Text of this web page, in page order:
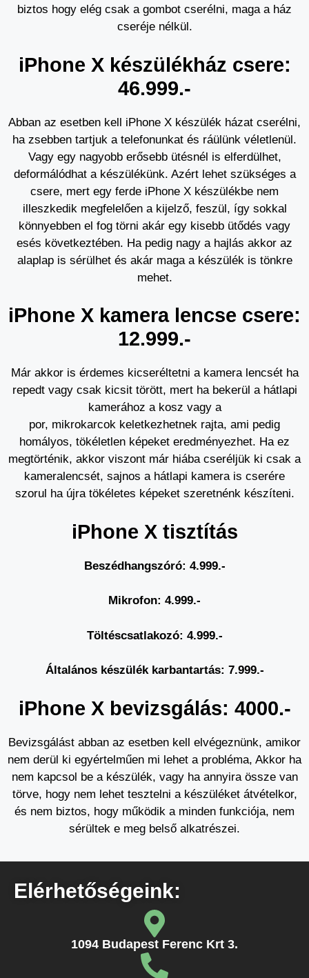
biztos hogy elég csak a gombot cserélni, maga a ház
cseréje nélkül.
iPhone X készülékház csere:
46.999.-
Abban az esetben kell iPhone X készülék házat cserélni,
ha zsebben tartjuk a telefonunkat és ráülünk véletlenül.
Vagy egy nagyobb erősebb ütésnél is elferdülhet,
deformálódhat a készülékünk. Azért lehet szükséges a
csere, mert egy ferde iPhone X készülékbe nem
illeszkedik megfelelően a kijelző, feszül, így sokkal
könnyebben el fog törni akár egy kisebb ütődés vagy
esés következtében. Ha pedig nagy a hajlás akkor az
alaplap is sérülhet és akár maga a készülék is tönkre
mehet.
iPhone X kamera lencse csere:
12.999.-
Már akkor is érdemes kicseréltetni a kamera lencsét ha
repedt vagy csak kicsit törött, mert ha bekerül a hátlapi
kamerához a kosz vagy a
por, mikrokarcok keletkezhetnek rajta, ami pedig
homályos, tökéletlen képeket eredményezhet. Ha ez
megtörténik, akkor viszont már hiába cseréljük ki csak a
kameralencsét, sajnos a hátlapi kamera is cserére
szorul ha újra tökéletes képeket szeretnénk készíteni.
iPhone X tisztítás
Beszédhangszóró: 4.999.-
Mikrofon: 4.999.-
Töltéscsatlakozó: 4.999.-
Általános készülék karbantartás: 7.999.-
iPhone X bevizsgálás: 4000.-
Bevizsgálást abban az esetben kell elvégeznünk, amikor
nem derül ki egyértelműen mi lehet a probléma, Akkor ha
nem kapcsol be a készülék, vagy ha annyira össze van
törve, hogy nem lehet tesztelni a készüléket átvételkor,
és nem biztos, hogy működik a minden funkciója, nem
sérültek e meg belső alkatrészei.
Elérhetőségeink:
1094 Budapest Ferenc Krt 3.